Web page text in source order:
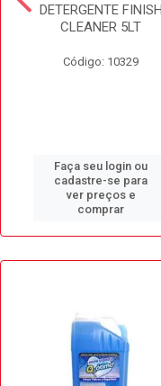
DETERGENTE FINISH
CLEANER 5LT
Código: 10329
Faça seu login ou
cadastre-se para
ver preços e
comprar